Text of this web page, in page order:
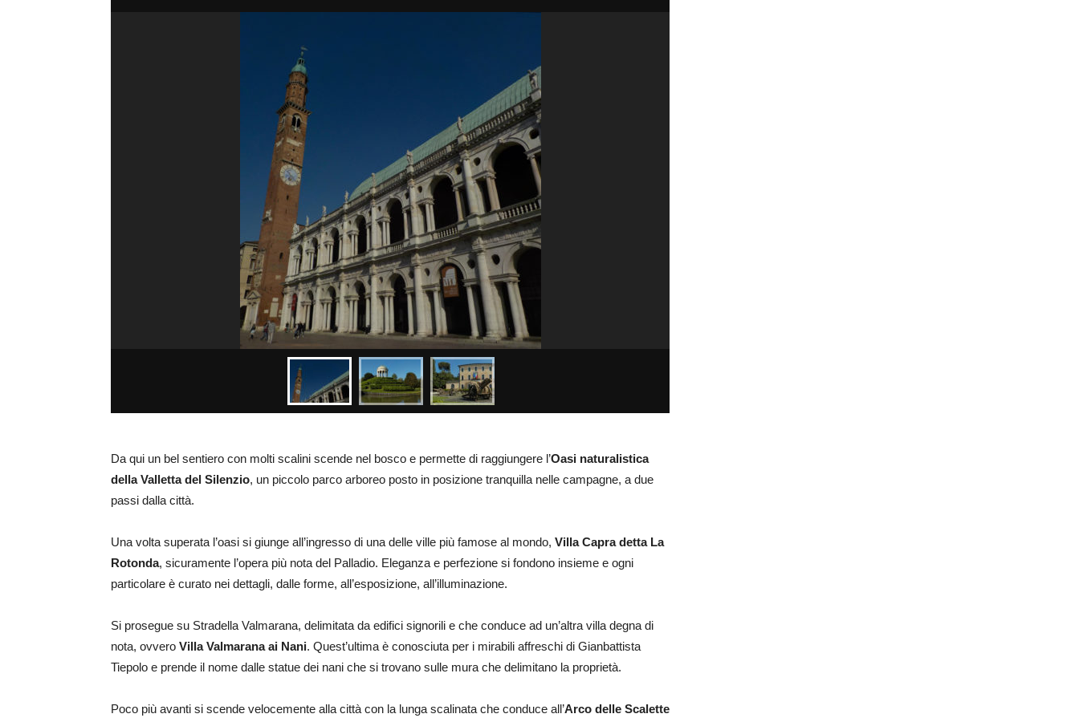
Da qui un bel sentiero con molti scalini scende nel bosco e permette di raggiungere l’Oasi naturalistica
della Valletta del Silenzio, un piccolo parco arboreo posto in posizione tranquilla nelle campagne, a due
passi dalla città.
Una volta superata l’oasi si giunge all’ingresso di una delle ville più famose al mondo, Villa Capra detta La
Rotonda, sicuramente l’opera più nota del Palladio. Eleganza e perfezione si fondono insieme e ogni
particolare è curato nei dettagli, dalle forme, all’esposizione, all’illuminazione.
Si prosegue su Stradella Valmarana, delimitata da edifici signorili e che conduce ad un’altra villa degna di
nota, ovvero Villa Valmarana ai Nani. Quest’ultima è conosciuta per i mirabili affreschi di Gianbattista
Tiepolo e prende il nome dalle statue dei nani che si trovano sulle mura che delimitano la proprietà.
Poco più avanti si scende velocemente alla città con la lunga scalinata che conduce all’Arco delle Scalette